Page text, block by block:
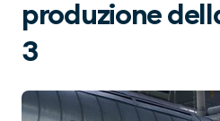
produzione
3